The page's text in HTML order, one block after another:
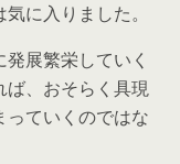
に入りました。
展繁栄していく
ば、おそらく具現
ていくのではな